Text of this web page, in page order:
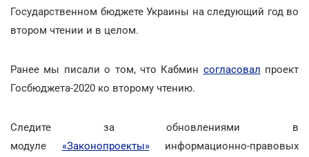
Государственном бюджете Украины на следующий год во
втором чтении и в целом.
Ранее мы писали о том, что Кабмин согласовал проект
Госбюджета-2020 ко второму чтению.
Следите за обновлениями в
модуле «Законопроекты»информационно-правовых